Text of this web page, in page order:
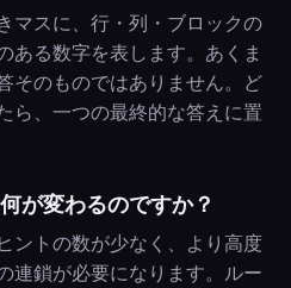
マスに、行・列・ブロックの
ある数字を表します。あくま
そのものではありません。ど
ら、一つの最終的な答えに置
が変わるのですか？
ントの数が少なく、より高度
連鎖が必要になります。ルー